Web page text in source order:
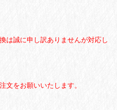
は誠に申し訳ありませんが対応し
文をお願いいたします。